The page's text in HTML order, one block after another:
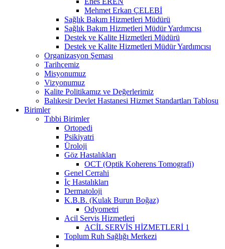
Mehmet Erkan ÇELEBİ
Sağlık Bakım Hizmetleri Müdürü
Sağlık Bakım Hizmetleri Müdür Yardımcısı
Destek ve Kalite Hizmetleri Müdürü
Destek ve Kalite Hizmetleri Müdür Yardımcısı
Organizasyon Şeması
Tarihçemiz
Misyonumuz
Vizyonumuz
Kalite Politikamız ve Değerlerimiz
Balıkesir Devlet Hastanesi Hizmet Standartları Tablosu
Birimler
Tıbbi Birimler
Ortopedi
Psikiyatri
Üroloji
Göz Hastalıkları
OCT (Optik Koherens Tomografi)
Genel Cerrahi
İç Hastalıkları
Dermatoloji
K.B.B. (Kulak Burun Boğaz)
Odyometri
Acil Servis Hizmetleri
ACİL SERVİS HİZMETLERİ 1
Toplum Ruh Sağlığı Merkezi